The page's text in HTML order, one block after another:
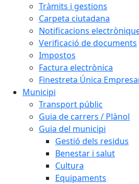
Tràmits i gestions
Carpeta ciutadana
Notificacions
Verificació de documents
Impostos
Factura electrònica
Finestreta Única
Municipi
Transport públic
Guia de carrers / Plànol
Guia del municipi
Gestió dels residus
Benestar i salut
Cultura
Equipaments